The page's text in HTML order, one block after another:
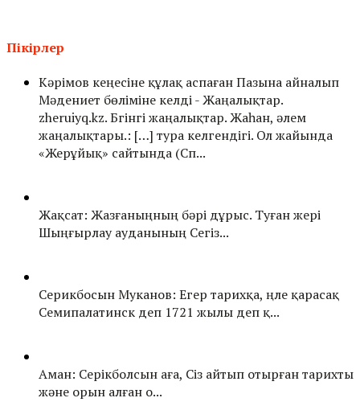
Пікірлер
Кәрімов кеңесіне құлақ аспаған Пазына айналып
Мәдениет бөліміне келді - Жаңалықтар.
zheruiyq.kz. Бүгінгі жаңалықтар. Жаһан, әлем
жаңалықтары.: […] тура келгендігі. Ол жайында
«Жерұйық» сайтында (Сп...
Жақсат: Жазғаныңның бәрі дұрыс. Туған жері
Шыңғырлау ауданының Сегіз...
Серикбосын Муканов: Егер тарихқа, үңле қарасақ
Семипалатинск деп 1721 жылы деп қ...
Аман: Серікболсын аға, Сіз айтып отырған тарихты
және орын алған о...